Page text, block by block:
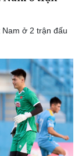
ở 2 trận đấu